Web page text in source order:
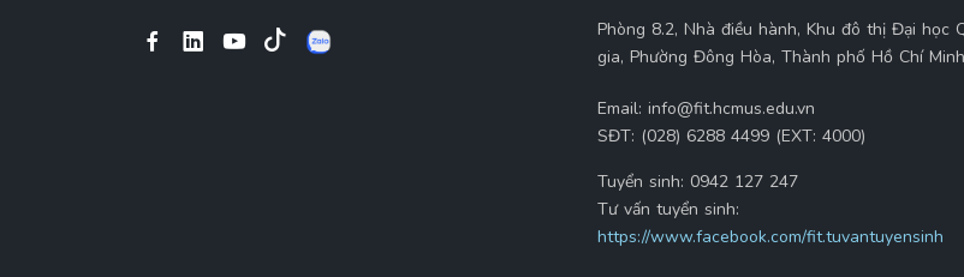
Phòng 8.2, Nhà điều hành, Khu đô thị Đại học
gia, Phường Đông Hòa, Thành phố Hồ Chí Minh
Email: info@fit.hcmus.edu.vn
SĐT: (028) 6288 4499 (EXT: 4000)
Tuyển sinh: 0942 127 247
Tư vấn tuyển sinh:
https://www.facebook.com/fit.tuvantuyensinh